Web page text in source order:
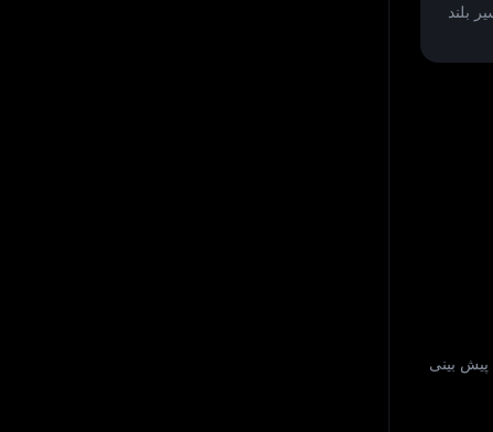
بلند
بینی